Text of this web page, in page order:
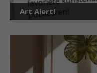
Art Alert!